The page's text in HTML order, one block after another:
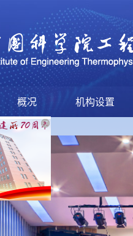
概况 机构设置